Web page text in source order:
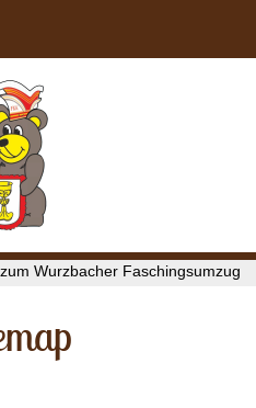
Wurzbacher Faschingsumzug